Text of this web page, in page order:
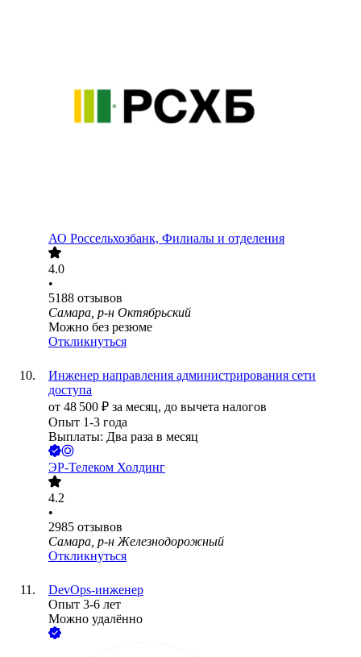
АО Россельхозбанк, Филиалы и отделения
4.0
•
5188 отзывов
Самара, р-н Октябрьский
Можно без резюме
Откликнуться
Инженер направления администрирования сети
доступа
от 48 500 ₽ за месяц, до вычета налогов
Опыт 1-3 года
Выплаты: Два раза в месяц
ЭР-Телеком Холдинг
4.2
•
2985 отзывов
Самара, р-н Железнодорожный
Откликнуться
DevOps-инженер
Опыт 3-6 лет
Можно удалённо